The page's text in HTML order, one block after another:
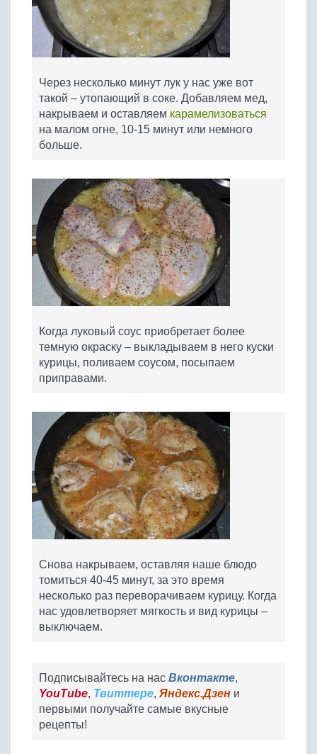
Через несколько минут лук у нас уже вот
такой – утопающий в соке. Добавляем мед,
накрываем и оставляем карамелизоваться
на малом огне, 10-15 минут или немного
больше.
Когда луковый соус приобретает более
темную окраску – выкладываем в него куски
курицы, поливаем соусом, посыпаем
приправами.
Снова накрываем, оставляя наше блюдо
томиться 40-45 минут, за это время
несколько раз переворачиваем курицу. Когда
нас удовлетворяет мягкость и вид курицы –
выключаем.
Подписывайтесь на нас Вконтакте,
YouTube, Твиттере, Яндекс.Дзен и
первыми получайте самые вкусные
рецепты!